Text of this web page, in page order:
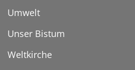
Umwelt
Unser Bistum
Weltkirche